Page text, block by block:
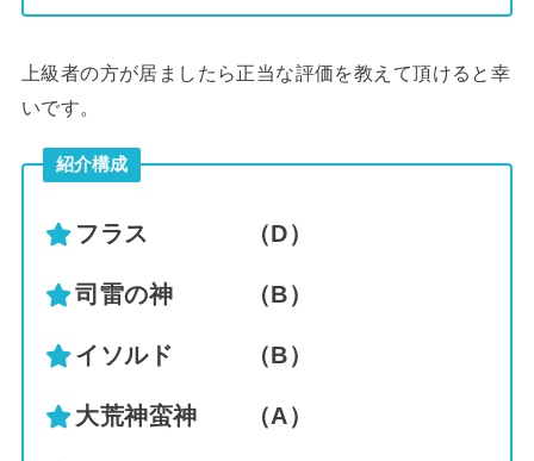
上級者の方が居ましたら正当な評価を教えて頂けると幸
いです。
紹介構成
フラス （D）
司雷の神 （B）
イソルド （B）
大荒神蛮神 （A）